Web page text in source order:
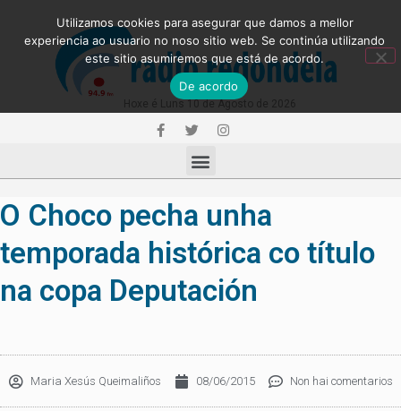
O Choco pecha unha
temporada histórica co título
na copa Deputación
Maria Xesús Queimaliños 08/06/2015 Non hai comentarios
Utilizamos cookies para asegurar que damos a mellor
experiencia ao usuario no noso sitio web. Se continúa utilizando
este sitio asumiremos que está de acordo.
De acordo